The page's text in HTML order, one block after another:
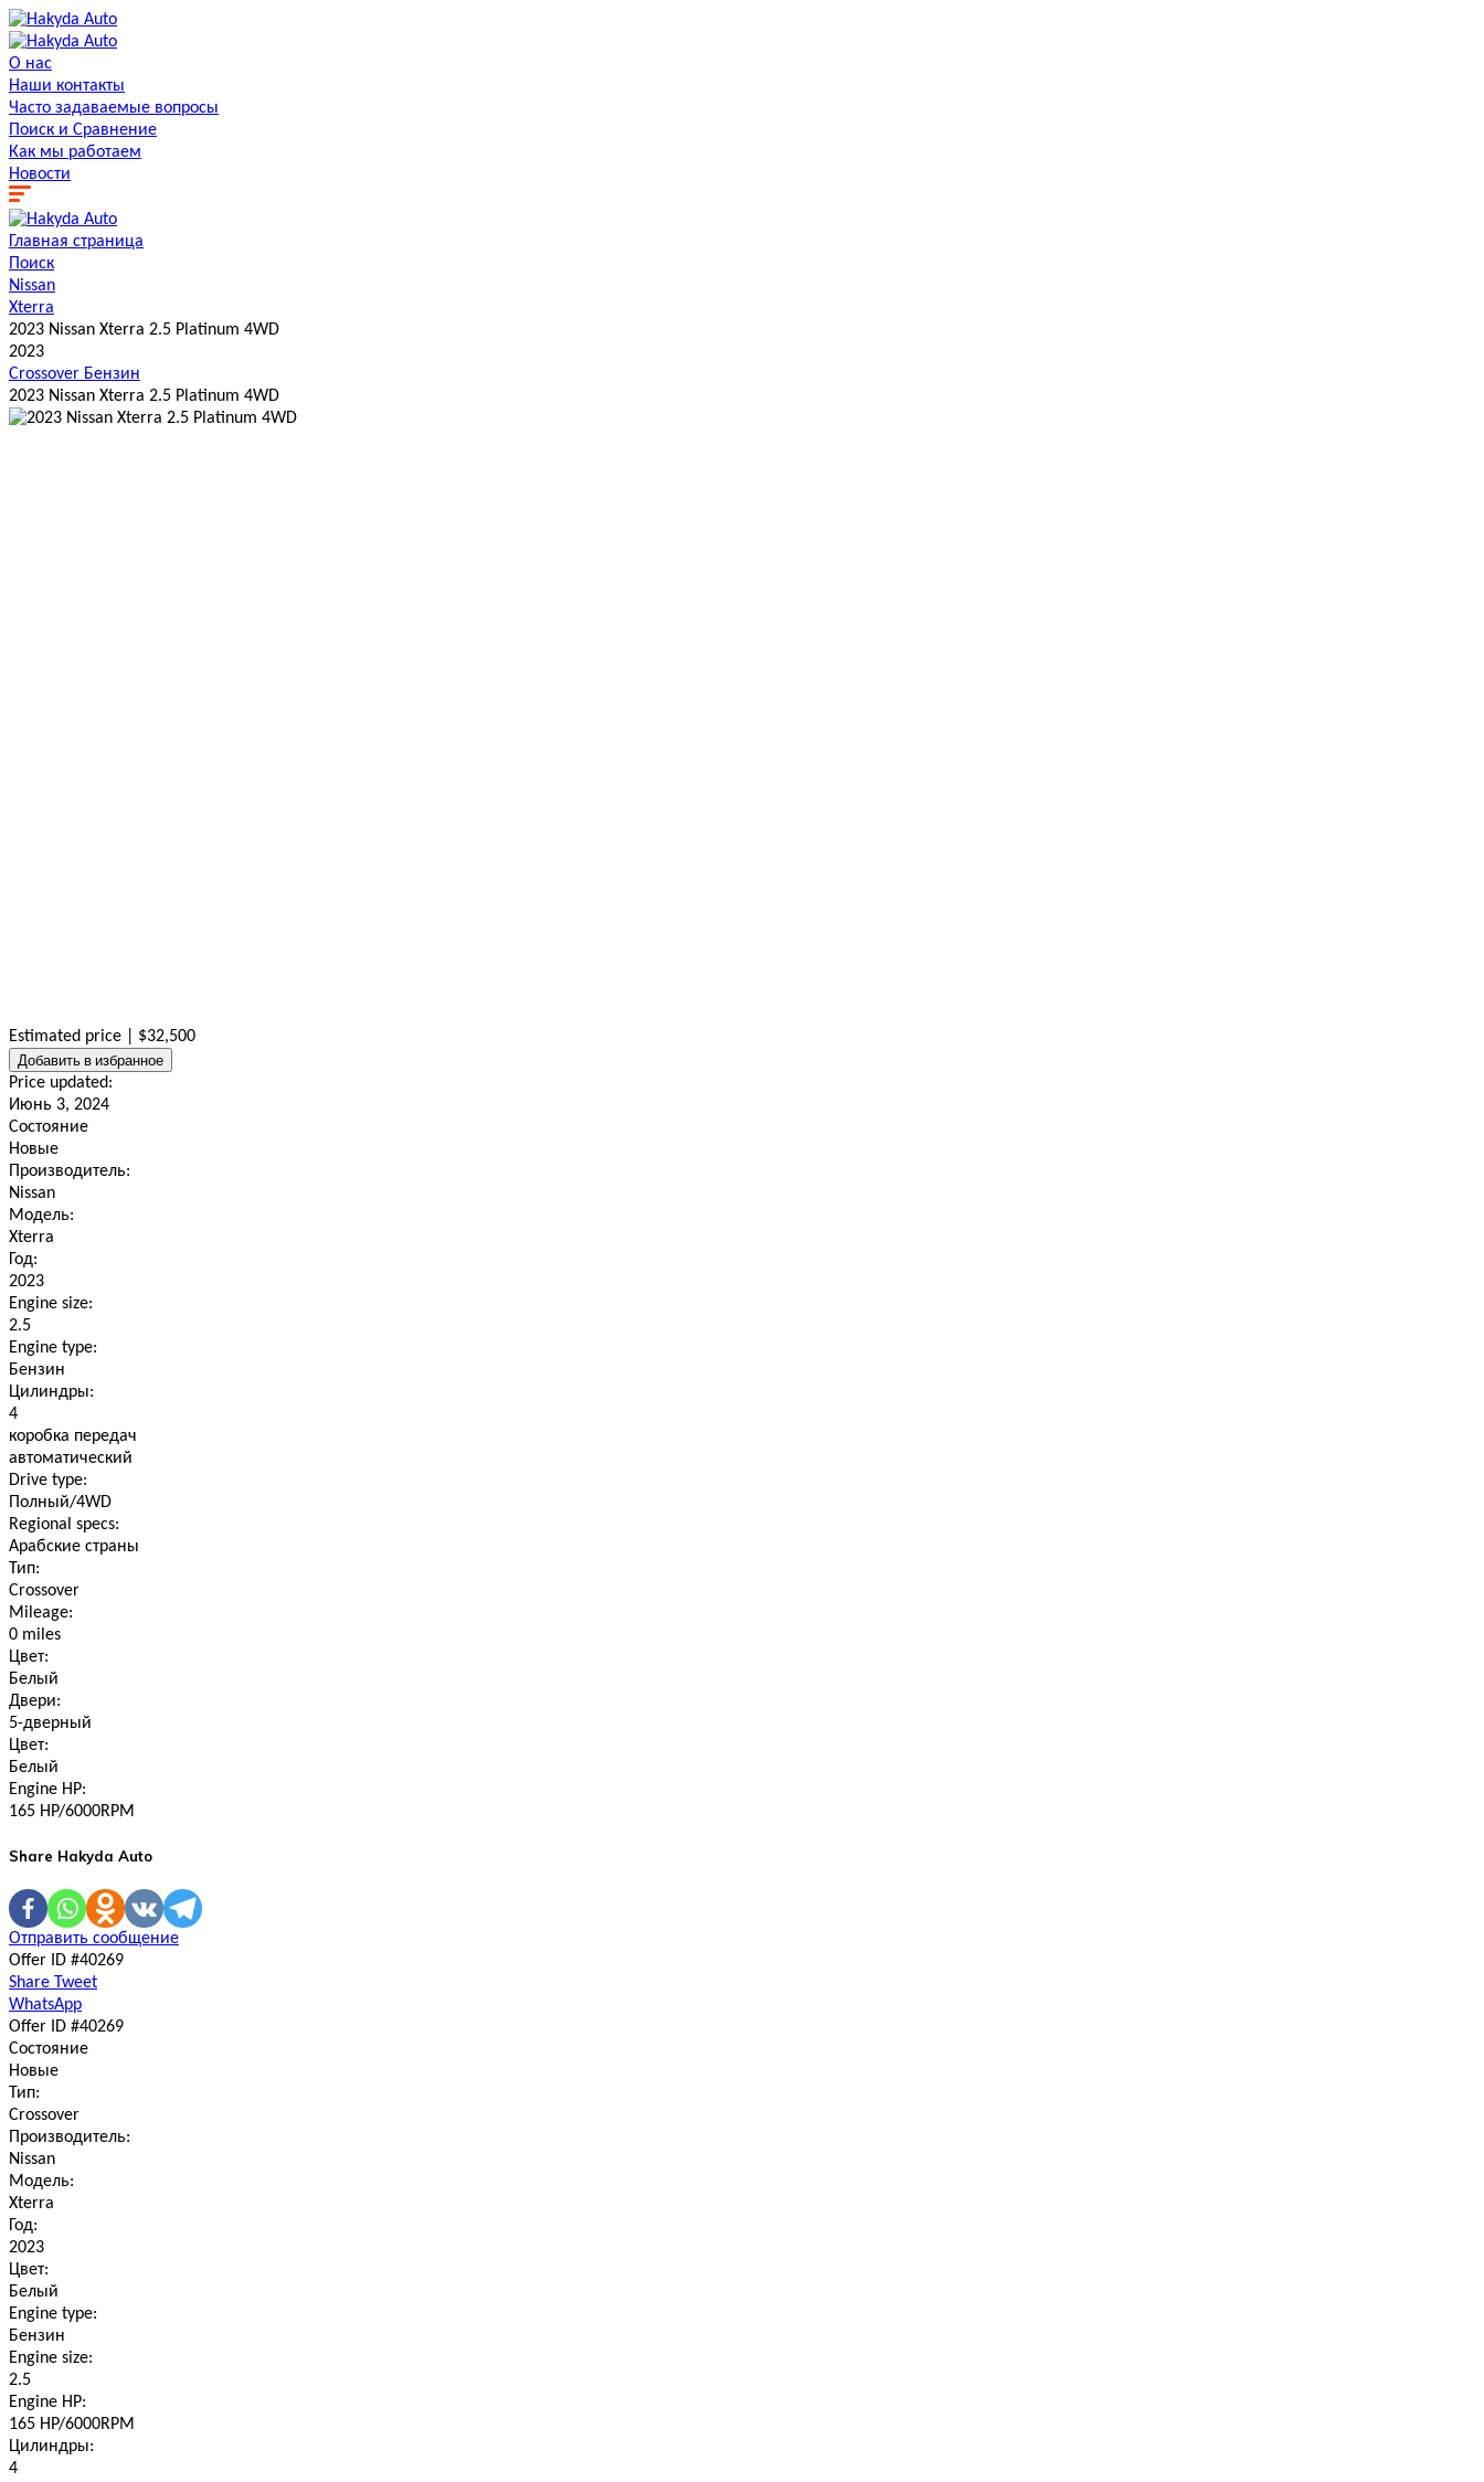
О нас
Наши контакты
Часто задаваемые вопросы
Поиск и Сравнение
Как мы работаем
Новости
Главная страница
Поиск
Nissan
Xterra
2023 Nissan Xterra 2.5 Platinum 4WD
2023
Crossover Бензин
2023 Nissan Xterra 2.5 Platinum 4WD
Estimated price | $32,500
Добавить в избранное
Price updated:
Июнь 3, 2024
Состояние
Новые
Производитель:
Nissan
Модель:
Xterra
Год:
2023
Engine size:
2.5
Engine type:
Бензин
Цилиндры:
4
коробка передач
автоматический
Drive type:
Полный/4WD
Regional specs:
Арабские страны
Тип:
Crossover
Mileage:
0 miles
Цвет:
Белый
Двери:
5-дверный
Цвет:
Белый
Engine HP:
165 HP/6000RPM
Share Hakyda Auto
Отправить сообщение
Offer ID #40269
Share Tweet
WhatsApp
Offer ID #40269
Состояние
Новые
Тип:
Crossover
Производитель:
Nissan
Модель:
Xterra
Год:
2023
Цвет:
Белый
Engine type:
Бензин
Engine size:
2.5
Engine HP:
165 HP/6000RPM
Цилиндры:
4